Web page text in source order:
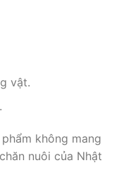
vật.
không mang
nuôi của Nhật